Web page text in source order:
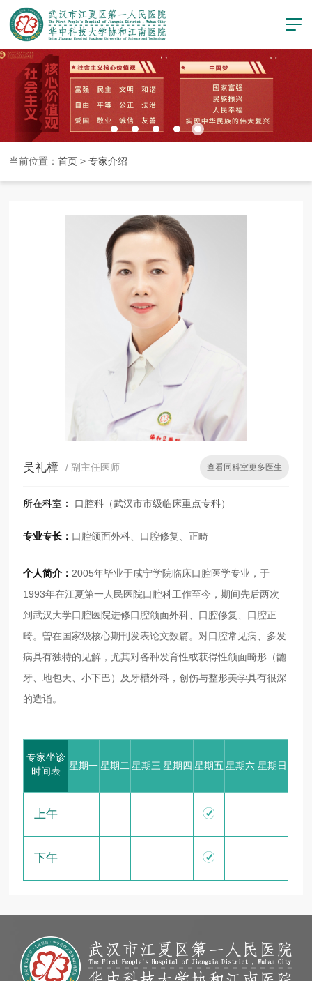
当前位置：首页 >专家介绍
查看同科室更多医生
吴礼樟 / 副主任医师
所在科室： 口腔科（武汉市市级临床重点专科）
专业专长： 口腔颌面外科、口腔修复、正畸
个人简介：2005年毕业于咸宁学院临床口腔医学专业，于
1993年在江夏第一人民医院口腔科工作至今，期间先后两次
到武汉大学口腔医院进修口腔颌面外科、口腔修复、口腔正
畸。曽在国家级核心期刊发表论文数篇。对口腔常见病、多发
病具有独特的见解，尤其对各种发育性或获得性颌面畸形（龅
牙、地包天、小下巴）及牙槽外科，创伤与整形美学具有很深
的造诣。
专家坐诊
时间表
星期一 星期二 星期三 星期四 星期五 星期六 星期日
上午 
下午 